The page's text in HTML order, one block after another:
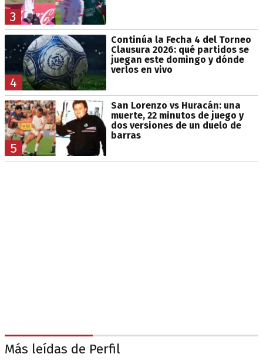
3
4
Continúa la Fecha 4 del Torneo
Clausura 2026: qué partidos se
juegan este domingo y dónde
verlos en vivo
5
San Lorenzo vs Huracán: una
muerte, 22 minutos de juego y
dos versiones de un duelo de
barras
Más leídas de Perfil